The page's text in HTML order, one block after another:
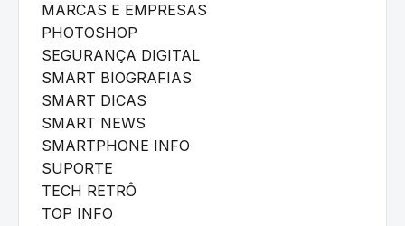
MARCAS E EMPRESAS
PHOTOSHOP
SEGURANÇA DIGITAL
SMART BIOGRAFIAS
SMART DICAS
SMART NEWS
SMARTPHONE INFO
SUPORTE
TECH RETRÔ
TOP INFO